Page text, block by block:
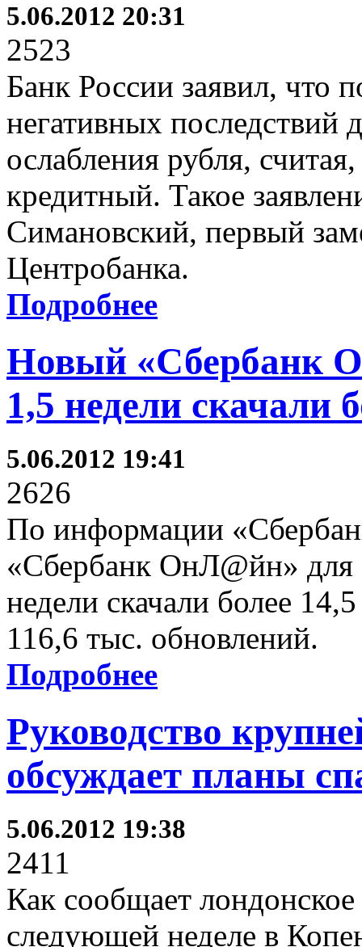
5.06.2012 20:31
2523
Банк России заявил, что
негативных последствий
ослабления рубля,
кредитный. Такое
Симановский, первый
Центробанка.
Подробнее
Новый «Сбербанк
1,5 недели скачали
5.06.2012 19:41
2626
По информации
«Сбербанк ОнЛ@йн» для
недели скачали более
116,6 тыс. обновлений.
Подробнее
Руководство
обсуждает планы
5.06.2012 19:38
2411
Как сообщает
следующей неделе в